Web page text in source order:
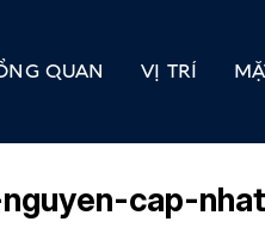
QUAN VỊ TRÍ
cap-